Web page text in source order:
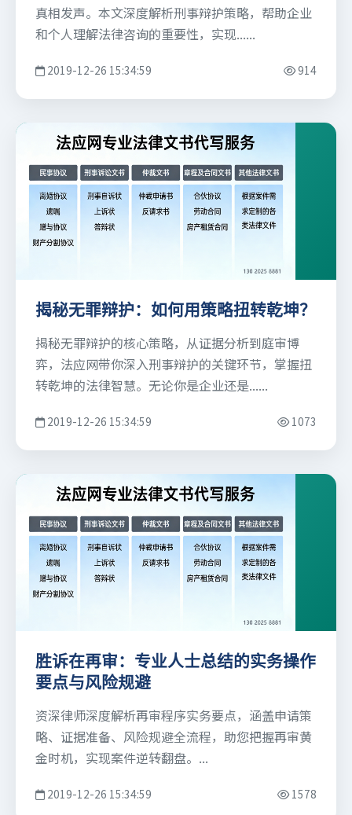
真相发声。本文深度解析刑事辩护策略，帮助企业
和个人理解法律咨询的重要性，实现......
2019-12-26 15:34:59 914
揭秘无罪辩护：如何用策略扭转乾坤？
揭秘无罪辩护的核心策略，从证据分析到庭审博
弈，法应网带你深入刑事辩护的关键环节，掌握扭
转乾坤的法律智慧。无论你是企业还是......
2019-12-26 15:34:59 1073
胜诉在再审：专业人士总结的实务操作
要点与风险规避
资深律师深度解析再审程序实务要点，涵盖申请策
略、证据准备、风险规避全流程，助您把握再审黄
金时机，实现案件逆转翻盘。...
2019-12-26 15:34:59 1578